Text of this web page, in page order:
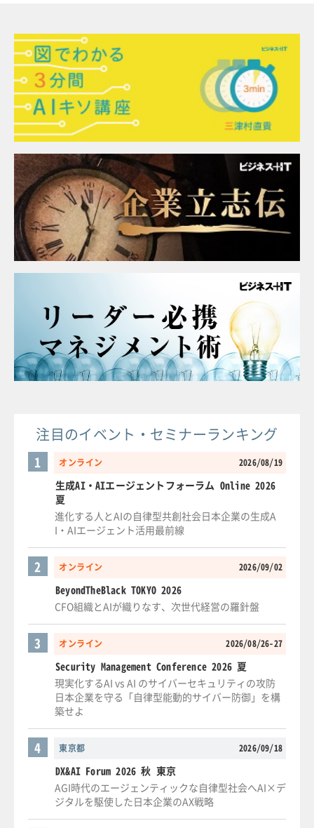
注目のイベント・セミナーランキング
オンライン 2026/08/19
1
生成AI・AIエージェントフォーラム Online 2026
夏
進化する人とAIの自律型共創社会日本企業の生成A
I・AIエージェント活用最前線
オンライン 2026/09/02
2
BeyondTheBlack TOKYO 2026
CFO組織とAIが織りなす、次世代経営の羅針盤
オンライン 2026/08/26-27
3
Security Management Conference 2026 夏
現実化するAI vs AI のサイバーセキュリティの攻防
日本企業を守る「自律型能動的サイバー防御」を構
築せよ
東京都 2026/09/18
4
DX&AI Forum 2026 秋 東京
AGI時代のエージェンティックな自律型社会へAI×デ
ジタルを駆使した日本企業のAX戦略